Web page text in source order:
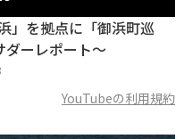
」を拠点に「御浜町巡
ダーレポート～
YouTubeの利用規約